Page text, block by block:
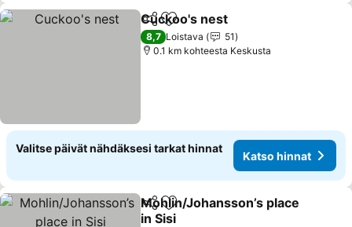
Jaa Lisää suosikkeihin
Cuckoo's nest
8,7 Loistava
51
0.1 km kohteesta Keskusta
Valitse päivät nähdäksesi tarkat hinnat
Katso hinnat
Jaa Lisää suosikkeihin
Mohlin/Johansson’s place
in Sisi